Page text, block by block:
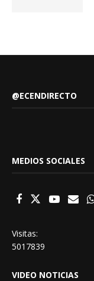
@ECENDIRECTO
MEDIOS SOCIALES
Visitas:
5017839
VIDEO NOTICIAS